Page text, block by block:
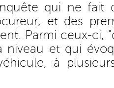
qui ne fait
et des
Parmi ceux-ci,
niveau et qui
à